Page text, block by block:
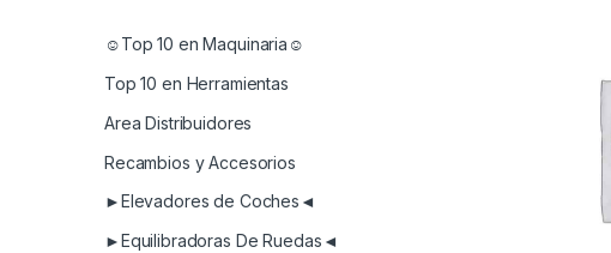
☺Top 10 en Maquinaria☺
Top 10 en Herramientas
Area Distribuidores
Recambios y Accesorios
►Elevadores de Coches◄
►Equilibradoras De Ruedas◄